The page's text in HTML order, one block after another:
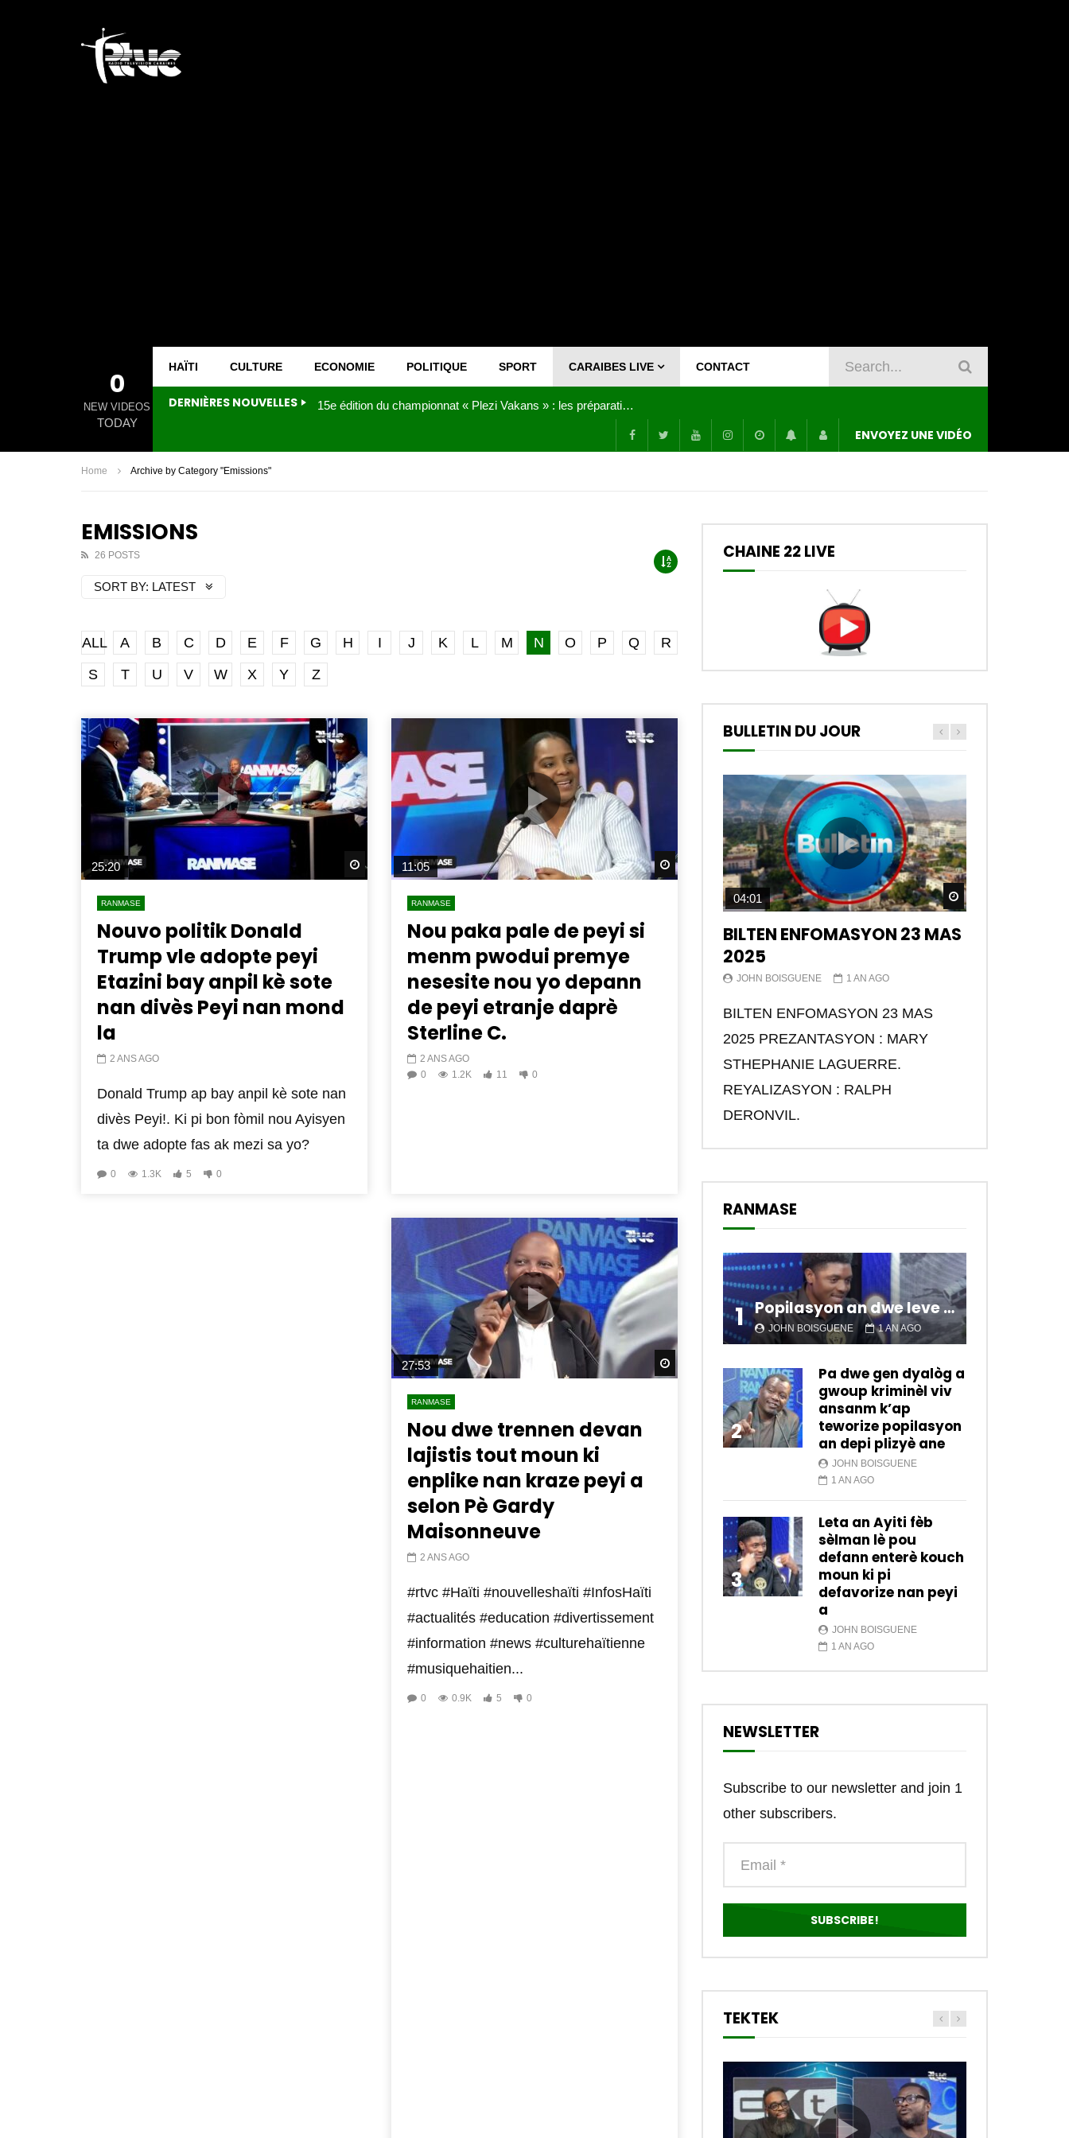
0
NEW VIDEOS
TODAY
HAÏTI CULTURE ECONOMIE POLITIQUE SPORT CARAIBES LIVE CONTACT
DERNIÈRES NOUVELLES Joy Clerf Derisier, sur les traces de son père : évangéliser par la musique
ENVOYEZ UNE VIDÉO
Home Archive by Category "Emissions"
EMISSIONS
26 POSTS
SORT BY: LATEST
ALL A B C D E F G H I J K L M N O P Q
R
S
T U V W X Y Z
Watch Later
25:20
RANMASE
Nouvo politik Donald
Trump vle adopte peyi
Etazini bay anpil kè sote
nan divès Peyi nan mond
la
2 ANS AGO
Donald Trump ap bay anpil kè sote nan
divès Peyi!. Ki pi bon fòmil nou Ayisyen
ta dwe adopte fas ak mezi sa yo?
0 1.3K 5 0
Watch Later
11:05
RANMASE
Nou paka pale de peyi si
menm pwodui premye
nesesite nou yo depann
de peyi etranje daprè
Sterline C.
2 ANS AGO
0
1.2K 11 0
27:53
RANMASE
Nou dwe trennen devan
lajistis tout moun ki
enplike nan kraze peyi a
selon Pè Gardy
Maisonneuve
2 ANS AGO
#rtvc #Haïti #nouvelleshaïti #InfosHaïti
#actualités #education #divertissement
#information #news #culturehaïtienne
#musiquehaitien...
0 0.9K 5 0
CHAINE 22 LIVE
BULLETIN DU JOUR
Watch Later
04:01
BILTEN ENFOMASYON 23 MAS
2025
JOHN BOISGUENE 1 AN AGO
BILTEN ENFOMASYON 23 MAS
2025 PREZANTASYON : MARY
STHEPHANIE LAGUERRE.
REYALIZASYON : RALPH
DERONVIL.
RANMASE
1 Popilasyon an dwe leve kanpe pou chanje sitiyasyon kawotik l’ap viv nan peyi a.
JOHN BOISGUENE 1 AN AGO
2
Pa dwe gen dyalòg a
gwoup kriminèl viv
ansanm k’ap
teworize popilasyon
an depi plizyè ane
JOHN BOISGUENE
1 AN AGO
3
Leta an Ayiti fèb
sèlman lè pou
defann enterè kouch
moun ki pi
defavorize nan peyi
a
JOHN BOISGUENE
1 AN AGO
NEWSLETTER
Subscribe to our newsletter and join 1
other subscribers.
TEKTEK